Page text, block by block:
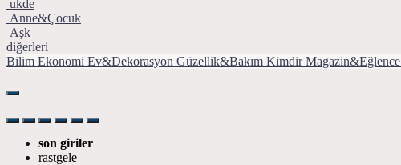
ukde
Anne&Çocuk
Aşk
diğerleri
Bilim Ekonomi Ev&Dekorasyon Güzellik&Bakım Kimdir Magazin&Eğlence
son giriler
rastgele